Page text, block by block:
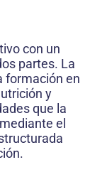
con un
partes. La
formación en
y
que la
el